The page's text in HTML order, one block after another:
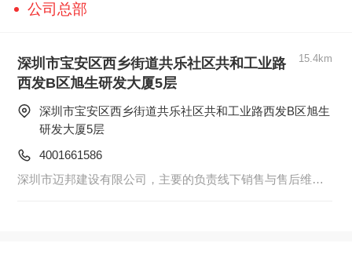
公司总部
深圳市宝安区西乡街道共乐社区共和工业路
西发B区旭生研发大厦5层
15.4km
深圳市宝安区西乡街道共乐社区共和工业路西发B区旭生
研发大厦5层
4001661586
深圳市迈邦建设有限公司，主要的负责线下销售与售后维护问题。